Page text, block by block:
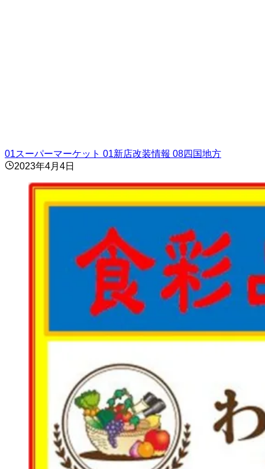
01スーパーマーケット 01新店改装情報 08四国地方
2023年4月4日